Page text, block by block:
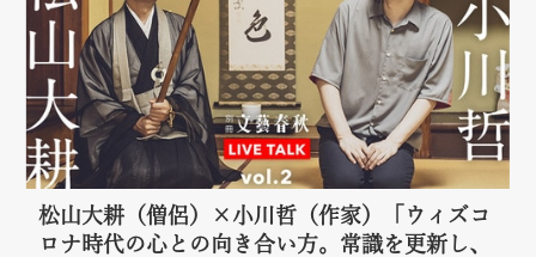
松山大耕（僧侶）×小川哲（作家）「ウィズコ
ロナ時代の心との向き合い方。常識を更新し、